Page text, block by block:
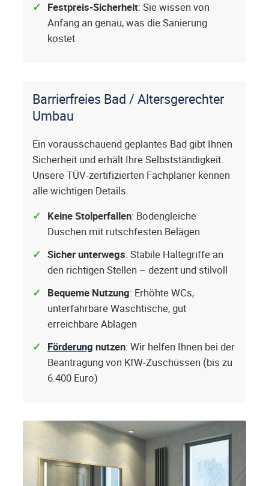
Festpreis-Sicherheit: Sie wissen von
Anfang an genau, was die Sanierung
kostet
Barrierfreies Bad / Altersgerechter
Umbau
Ein vorausschauend geplantes Bad gibt Ihnen
Sicherheit und erhält Ihre Selbstständigkeit.
Unsere TÜV-zertifizierten Fachplaner kennen
alle wichtigen Details.
Keine Stolperfallen: Bodengleiche
Duschen mit rutschfesten Belägen
Sicher unterwegs: Stabile Haltegriffe an
den richtigen Stellen – dezent und stilvoll
Bequeme Nutzung: Erhöhte WCs,
unterfahrbare Waschtische, gut
erreichbare Ablagen
Förderung nutzen: Wir helfen Ihnen bei der
Beantragung von KfW-Zuschüssen (bis zu
6.400 Euro)